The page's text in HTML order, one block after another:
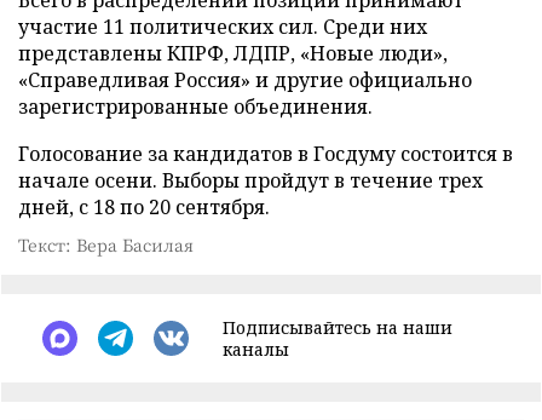
участие 11 политических сил. Среди них
представлены КПРФ, ЛДПР, «Новые люди»,
«Справедливая Россия» и другие официально
зарегистрированные объединения.
Голосование за кандидатов в Госдуму состоится в
начале осени. Выборы пройдут в течение трех
дней, с 18 по 20 сентября.
Текст: Вера Басилая
Подписывайтесь на наши
каналы